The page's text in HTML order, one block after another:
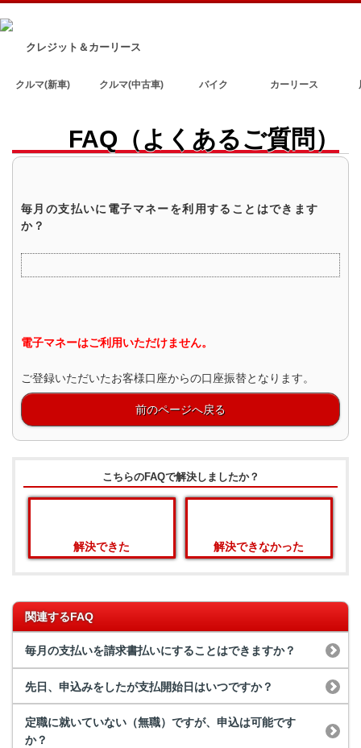
クレジット＆カーリース
クルマ(新車) クルマ(中古車) バイク カーリース
FAQ（よくあるご質問）
毎月の支払いに電子マネーを利用することはできます
か？
電子マネーはご利用いただけません。
ご登録いただいたお客様口座からの口座振替となります。
前のページへ戻る
こちらのFAQで解決しましたか？
解決できた 解決できなかった
関連するFAQ
毎月の支払いを請求書払いにすることはできますか？
先日、申込みをしたが支払開始日はいつですか？
定職に就いていない（無職）ですが、申込は可能です
か？